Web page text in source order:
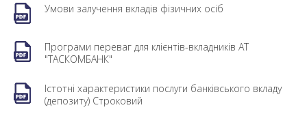
Умови залучення вкладів фізичних осіб
Програми переваг для клієнтів-вкладників АТ
"ТАСКОМБАНК"
Істотні характеристики послуги банківського вкладу
(депозиту) Строковий